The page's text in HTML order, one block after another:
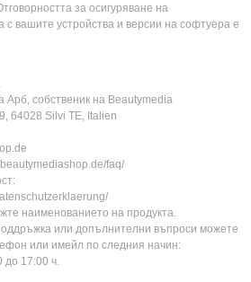
за осигуряване на
с вашите устройства и версии на софтуера е
Арб, собственик на Beautymedia
64028 Silvi TE, Italien
faq/
наименованието на продукта.
или допълнителни въпроси можете
или имейл по следния начин:
до 17:00 ч.